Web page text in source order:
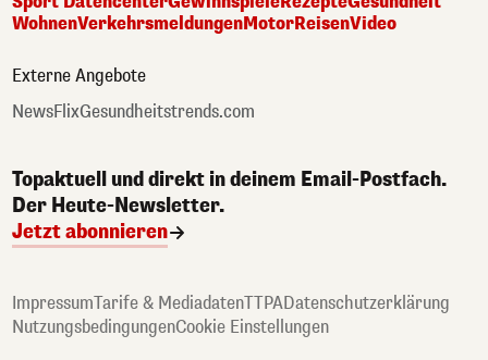
WohnenVerkehrsmeldungenMotorReisenVideo
Externe Angebote
NewsFlixGesundheitstrends.com
Topaktuell und direkt in deinem Email-Postfach.
Der Heute-Newsletter.
Jetzt abonnieren
ImpressumTarife & MediadatenTTPADatenschutzerklärung
NutzungsbedingungenCookie Einstellungen